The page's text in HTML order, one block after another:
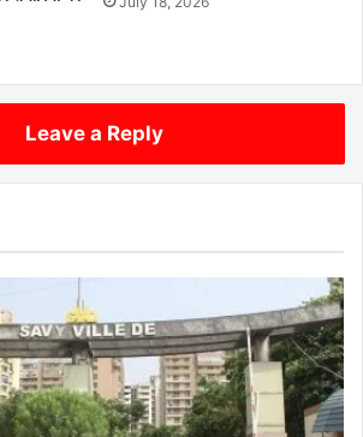
Leave a Reply